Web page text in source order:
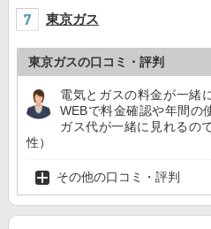
東京ガス
東京ガスの口コミ・評判
電気とガスの料金が一緒
WEBで料金確認や年間の
ガス代が一緒に見れるの
性）
その他の口コミ・評判